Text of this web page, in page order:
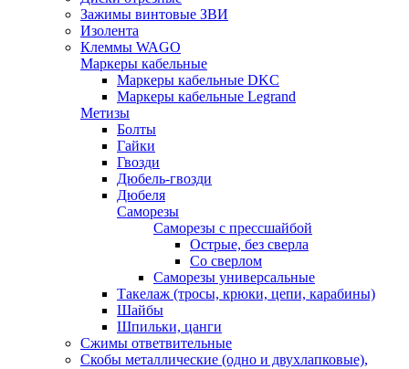
Зажимы винтовые ЗВИ
Изолента
Клеммы WAGO
Маркеры кабельные
Маркеры кабельные DKC
Маркеры кабельные Legrand
Метизы
Болты
Гайки
Гвозди
Дюбель-гвозди
Дюбеля
Саморезы
Саморезы с прессшайбой
Острые, без сверла
Со сверлом
Саморезы универсальные
Такелаж (тросы, крюки, цепи, карабины)
Шайбы
Шпильки, цанги
Сжимы ответвительные
Скобы металлические (одно и двухлапковые),